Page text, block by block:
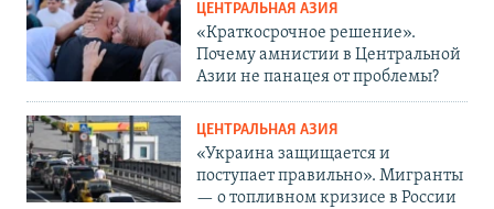
ЦЕНТРАЛЬНАЯ АЗИЯ
«Краткосрочное решение».
Почему амнистии в Центральной
Азии не панацея от проблемы?
ЦЕНТРАЛЬНАЯ АЗИЯ
«Украина защищается и
поступает правильно». Мигранты
— о топливном кризисе в России